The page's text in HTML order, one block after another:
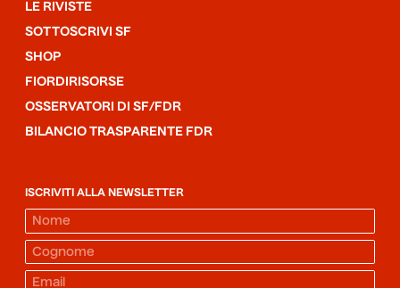
LE RIVISTE
SOTTOSCRIVI SF
SHOP
FIORDIRISORSE
OSSERVATORI DI SF/FDR
BILANCIO TRASPARENTE FDR
ISCRIVITI ALLA NEWSLETTER